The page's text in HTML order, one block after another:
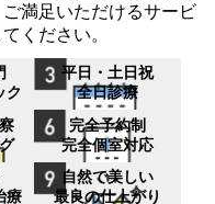
満足いただけるサービ
ください。
ク
平日・土日祝
全日診療
完全予約制
完全個室対応
療
自然で美しい
最良の仕上がり